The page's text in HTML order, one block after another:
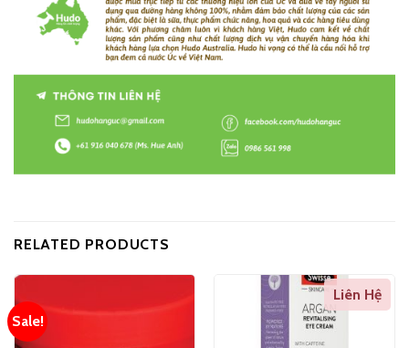
RELATED PRODUCTS
Sale!
Liên Hệ